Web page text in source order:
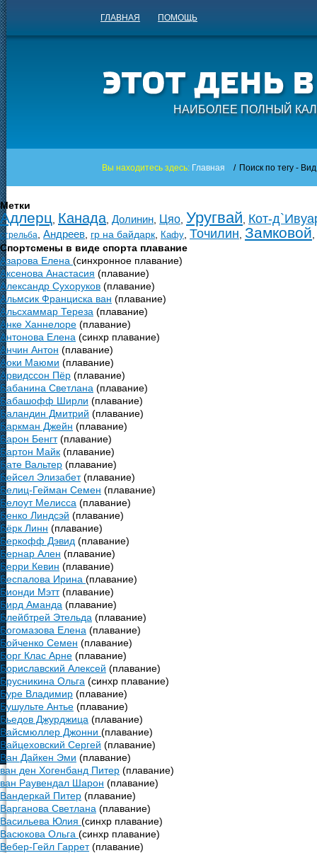
ГЛАВНАЯ ПОМОЩЬ
НАИБОЛЕЕ ПОЛНЫЙ
Вы находитесь здесь: Главная / Поиск по тегу -
Метки
Адлерц Канада Долинин Цяо Уругвай Кот-
стрельба Андреев гр на байдарк Кафу Точилин Замковой
Спортсмены в виде спорта плавание
Азарова Елена (синхронное плавание)
Аксенова Анастасия (плавание)
Александр Сухоруков (плавание)
Альмсик Франциска ван (плавание)
Альсхаммар Тереза (плавание)
Анке Ханнелоре (плавание)
Антонова Елена (синхр плавание)
Анчин Антон (плавание)
Аоки Маюми (плавание)
Арвидссон Пёр (плавание)
Бабанина Светлана (плавание)
Бабашофф Ширли (плавание)
Баландин Дмитрий (плавание)
Баркман Джейн (плавание)
Барон Бенгт(плавание)
Бартон Майк (плавание)
Бате Вальтер (плавание)
Бейсел Элизабет(плавание)
Белиц-Гейман Семен (плавание)
Белоут Мелисса (плавание)
Бенко Линдсэй (плавание)
Бёрк Линн (плавание)
Беркофф Дэвид (плавание)
Бернар Ален (плавание)
Берри Кевин (плавание)
Беспалова Ирина (плавание)
Бионди Мэтт(плавание)
Бирд Аманда (плавание)
Блейбтрей Этельда (плавание)
Богомазова Елена (плавание)
Бойченко Семен (плавание)
Борг Клас Арне (плавание)
Бориславский Алексей (плавание)
Брусникина Ольга (синхр плавание)
Буре Владимир (плавание)
Бушульте Антье (плавание)
Бьедов Джурджица (плавание)
Вайсмюллер Джонни (плавание)
Вайцеховский Сергей (плавание)
Ван Дайкен Эми (плавание)
ван ден Хогенбанд Питер (плавание)
ван Раувендал Шарон (плавание)
Вандеркай Питер (плавание)
Варганова Светлана (плавание)
Васильева Юлия (синхр плавание)
Васюкова Ольга (синхр плавание)
Вебер-Гейл Гаррет(плавание)